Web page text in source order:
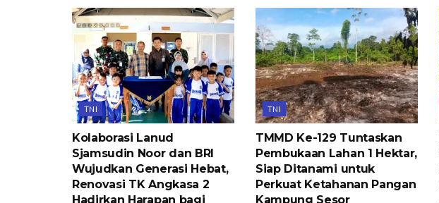
TNI
Kolaborasi Lanud
Sjamsudin Noor dan BRI
Wujudkan Generasi Hebat,
Renovasi TK Angkasa 2
Hadirkan Harapan bagi
TNI
TMMD Ke-129 Tuntaskan
Pembukaan Lahan 1 Hektar,
Siap Ditanami untuk
Perkuat Ketahanan Pangan
Kampung Sesor